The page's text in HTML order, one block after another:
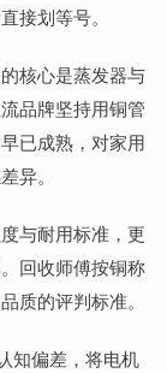
接划等号。
核心是蒸发器与
品牌坚持用铜管
已成熟，对家用
异。
与耐用标准，更
回收师傅按铜称
质的评判标准。
知偏差，将电机